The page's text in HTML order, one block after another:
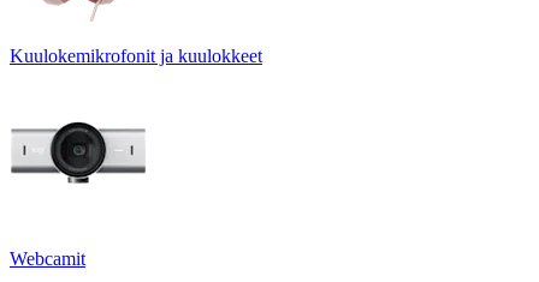
Kuulokemikrofonit ja kuulokkeet
Webcamit